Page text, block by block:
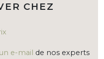
CHEZ
e-mail de nos experts